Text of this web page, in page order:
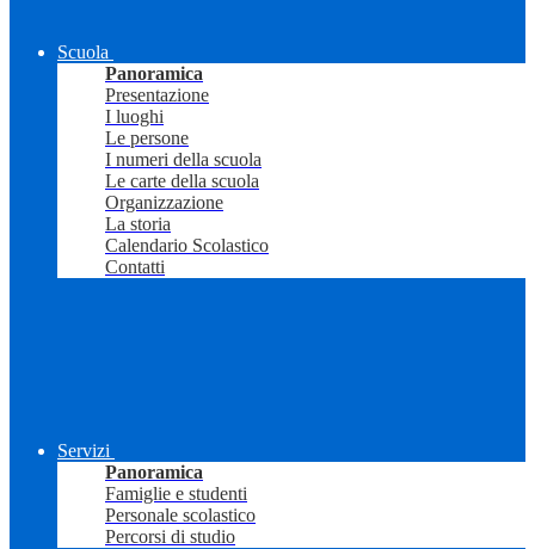
Scuola
Panoramica
Presentazione
I luoghi
Le persone
I numeri della scuola
Le carte della scuola
Organizzazione
La storia
Calendario Scolastico
Contatti
Servizi
Panoramica
Famiglie e studenti
Personale scolastico
Percorsi di studio